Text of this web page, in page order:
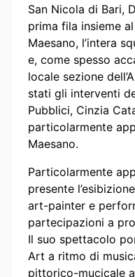
San Nicola di Bari,
prima fila insieme
Maesano, l’intera
e, come spesso
locale sezione
stati gli interventi
Pubblici, Cinzia
particolarmente
Maesano.
Particolarmente
presente
art-painter e
partecipazioni a
Il suo spettacolo
Art a ritmo di
pittorico-mucicale